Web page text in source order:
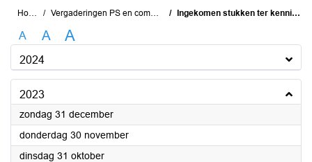
Home Vergaderingen PS en commissies Ingekomen stukken ter kennisname
A A A
2024
2023
zondag 31 december2023
donderdag 30 november2023
dinsdag 31 oktober2023